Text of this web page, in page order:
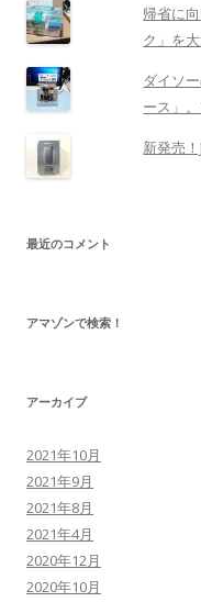
帰省に
ク」を
ダイソ
ース」
新発売
最近のコメント
アマゾンで検索！
アーカイブ
2021年10月
2021年9月
2021年8月
2021年4月
2020年12月
2020年10月